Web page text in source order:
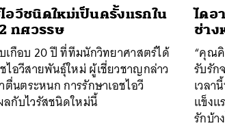
วีชนิดใหม่เป็นครั้งแรกใน
ทศวรรษ
เกือบ 20 ปี ที่ทีมนักวิทยาศาสตร์ได้
ไอวีสายพันธุ์ใหม่ ผู้เชี่ยวชาญกล่าว
ตื่นตระหนก การรักษาเอชไอวี
กับไวรัสชนิดใหม่นี้
ไดอ
ช่าง
“คุณ
รับรัก
เวลา
แข็งแ
รักบ้า